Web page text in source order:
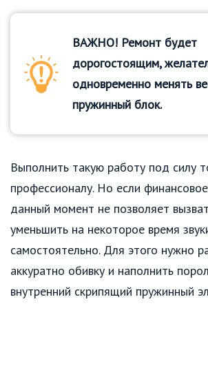
ВАЖНО! Ремонт будет
дорогостоящим,
одновременно менять
пружинный блок.
Выполнить такую работу под силу
профессионалу. Но если
данный момент не позволяет
уменьшить на некоторое время
самостоятельно. Для этого нужно
аккуратно обивку и наполнить
внутренний скрипящий пружинный